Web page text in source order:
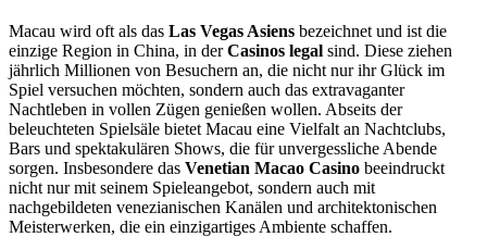
Macau wird oft als das Las Vegas Asiens bezeichnet und ist die
einzige Region in China, in derCasinos legal sind. Diese ziehen
jährlich Millionen von Besuchern an, die nicht nur ihr Glück im
Spiel versuchen möchten, sondern auch das extravaganter
Nachtleben in vollen Zügen genießen wollen. Abseits der
beleuchteten Spielsäle bietet Macau eine Vielfalt an Nachtclubs,
Bars und spektakulären Shows, die für unvergessliche Abende
sorgen. Insbesondere das Venetian Macao Casino beeindruckt
nicht nur mit seinem Spieleangebot, sondern auch mit
nachgebildeten venezianischen Kanälen und architektonischen
Meisterwerken, die ein einzigartiges Ambiente schaffen.